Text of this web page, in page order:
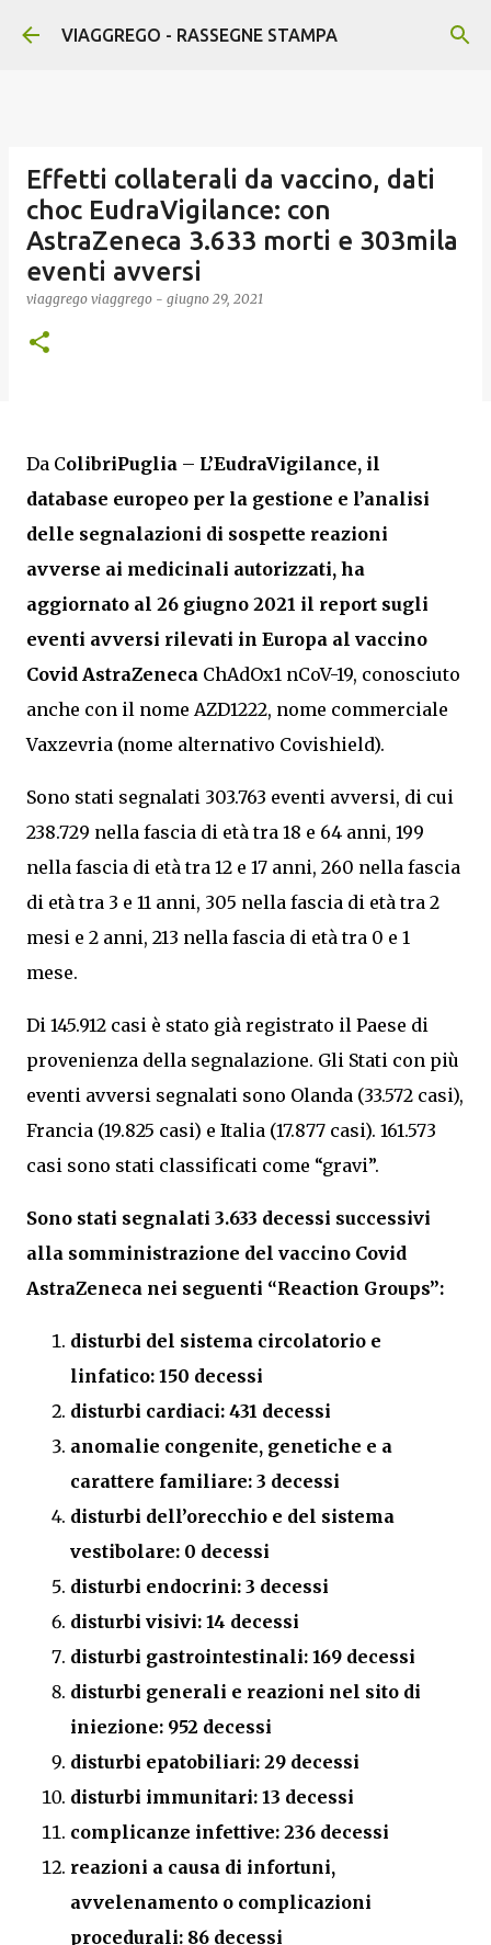
Passa ai contenuti principali
VIAGGREGO - RASSEGNE STAMPA
Effetti collaterali da vaccino, dati
choc EudraVigilance: con
AstraZeneca 3.633 morti e 303mila
eventi avversi
viaggrego viaggrego - giugno 29, 2021
Da ColibriPuglia – L’EudraVigilance, il
database europeo per la gestione e l’analisi
delle segnalazioni di sospette reazioni
avverse ai medicinali autorizzati, ha
aggiornato al 26 giugno 2021 il report sugli
eventi avversi rilevati in Europa al vaccino
Covid AstraZeneca ChAdOx1 nCoV-19, conosciuto
anche con il nome AZD1222, nome commerciale
Vaxzevria (nome alternativo Covishield).
Sono stati segnalati 303.763 eventi avversi, di cui
238.729 nella fascia di età tra 18 e 64 anni, 199
nella fascia di età tra 12 e 17 anni, 260 nella fascia
di età tra 3 e 11 anni, 305 nella fascia di età tra 2
mesi e 2 anni, 213 nella fascia di età tra 0 e 1
mese.
Di 145.912 casi è stato già registrato il Paese di
provenienza della segnalazione. Gli Stati con più
eventi avversi segnalati sono Olanda (33.572 casi),
Francia (19.825 casi) e Italia (17.877 casi). 161.573
casi sono stati classificati come “gravi”.
Sono stati segnalati 3.633 decessi successivi
alla somministrazione del vaccino Covid
AstraZeneca nei seguenti “Reaction Groups”:
disturbi del sistema circolatorio e
linfatico: 150 decessi
disturbi cardiaci: 431 decessi
anomalie congenite, genetiche e a
carattere familiare: 3 decessi
disturbi dell’orecchio e del sistema
vestibolare: 0 decessi
disturbi endocrini: 3 decessi
disturbi visivi: 14 decessi
disturbi gastrointestinali: 169 decessi
disturbi generali e reazioni nel sito di
iniezione: 952 decessi
disturbi epatobiliari: 29 decessi
disturbi immunitari: 13 decessi
complicanze infettive: 236 decessi
reazioni a causa di infortuni,
avvelenamento o complicazioni
procedurali: 86 decessi